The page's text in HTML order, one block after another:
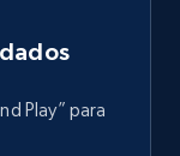
Play” para